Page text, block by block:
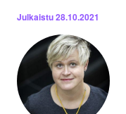
Julkaistu28.10.2021